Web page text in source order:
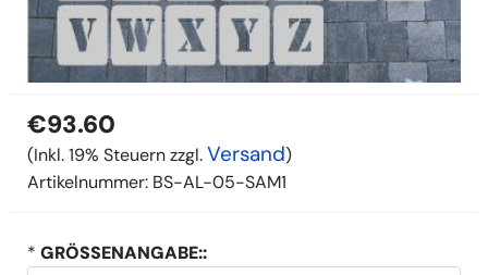
€93.60
(Inkl. 19% Steuern zzgl.Versand)
Artikelnummer: BS-AL-05-SAM1
* GRÖSSENANGABE::